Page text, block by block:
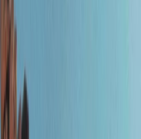
Zoek leveranciers, inspiratie...